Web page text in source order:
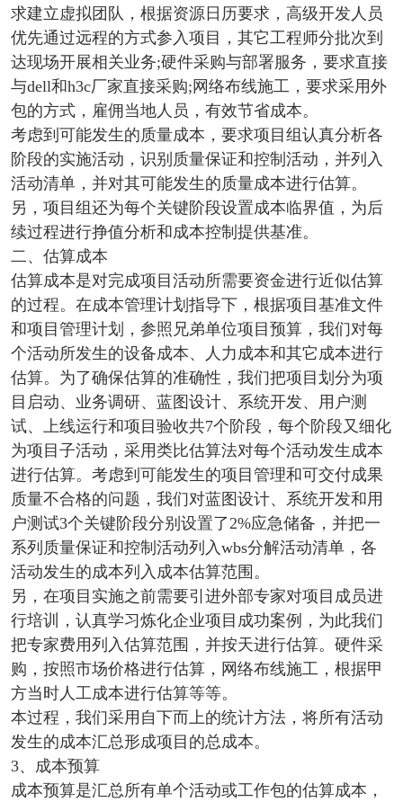
求建立虚拟团队，根据资源日历要求，高级开发人员
优先通过远程的方式参入项目，其它工程师分批次到
达现场开展相关业务;硬件采购与部署服务，要求直接
与dell和h3c厂家直接采购;网络布线施工，要求采用外
包的方式，雇佣当地人员，有效节省成本。
考虑到可能发生的质量成本，要求项目组认真分析各
阶段的实施活动，识别质量保证和控制活动，并列入
活动清单，并对其可能发生的质量成本进行估算。
另，项目组还为每个关键阶段设置成本临界值，为后
续过程进行挣值分析和成本控制提供基准。
二、估算成本
估算成本是对完成项目活动所需要资金进行近似估算
的过程。在成本管理计划指导下，根据项目基准文件
和项目管理计划，参照兄弟单位项目预算，我们对每
个活动所发生的设备成本、人力成本和其它成本进行
估算。为了确保估算的准确性，我们把项目划分为项
目启动、业务调研、蓝图设计、系统开发、用户测
试、上线运行和项目验收共7个阶段，每个阶段又细化
为项目子活动，采用类比估算法对每个活动发生成本
进行估算。考虑到可能发生的项目管理和可交付成果
质量不合格的问题，我们对蓝图设计、系统开发和用
户测试3个关键阶段分别设置了2%应急储备，并把一
系列质量保证和控制活动列入wbs分解活动清单，各
活动发生的成本列入成本估算范围。
另，在项目实施之前需要引进外部专家对项目成员进
行培训，认真学习炼化企业项目成功案例，为此我们
把专家费用列入估算范围，并按天进行估算。硬件采
购，按照市场价格进行估算，网络布线施工，根据甲
方当时人工成本进行估算等等。
本过程，我们采用自下而上的统计方法，将所有活动
发生的成本汇总形成项目的总成本。
3、成本预算
成本预算是汇总所有单个活动或工作包的估算成本，